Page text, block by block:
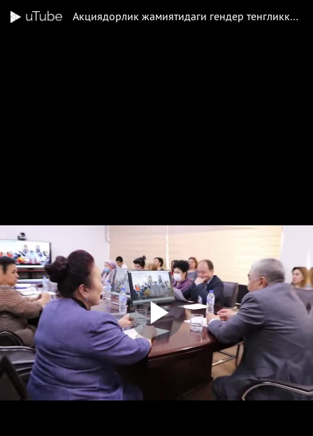
Акциядорлик жамиятидаги гендер тенгликка эришиш стратегияси
Play
Video